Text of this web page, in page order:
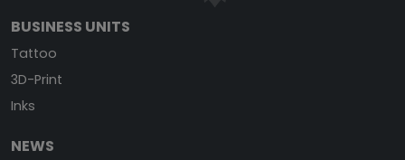
BUSINESS UNITS
Tattoo
3D-Print
Inks
NEWS